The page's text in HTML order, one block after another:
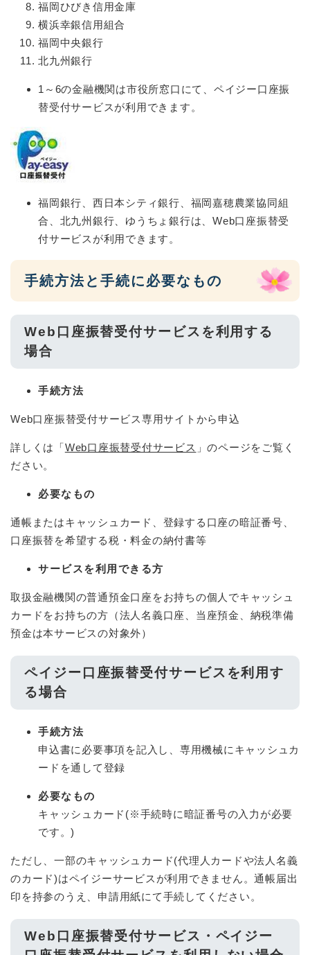
福岡ひびき信用金庫
横浜幸銀信用組合
福岡中央銀行
北九州銀行
1～6の金融機関は市役所窓口にて、ペイジー口座振
替受付サービスが利用できます。
福岡銀行、西日本シティ銀行、福岡嘉穂農業協同組
合、北九州銀行、ゆうちょ銀行は、Web口座振替受
付サービスが利用できます。
手続方法と手続に必要なもの
Web口座振替受付サービスを利用する
場合
手続方法
Web口座振替受付サービス専用サイトから申込
詳しくは「Web口座振替受付サービス 」のページをご覧く
ださい。
必要なもの
通帳またはキャッシュカード、登録する口座の暗証番号、
口座振替を希望する税・料金の納付書等
サービスを利用できる方
取扱金融機関の普通預金口座をお持ちの個人でキャッシュ
カードをお持ちの方（法人名義口座、当座預金、納税準備
預金は本サービスの対象外）
ペイジー口座振替受付サービスを利用す
る場合
手続方法
申込書に必要事項を記入し、専用機械にキャッシュカ
ードを通して登録
必要なもの
キャッシュカード(※手続時に暗証番号の入力が必要
です。)
ただし、一部のキャッシュカード(代理人カードや法人名義
のカード)はペイジーサービスが利用できません。通帳届出
印を持参のうえ、申請用紙にて手続してください。
Web口座振替受付サービス・ペイジー